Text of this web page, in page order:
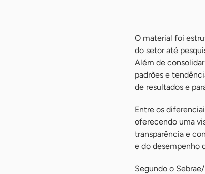
O material foi
do setor até
Além de
padrões e
de resultados e
Entre os
oferecendo uma
transparência e
e do desempenho
Segundo o